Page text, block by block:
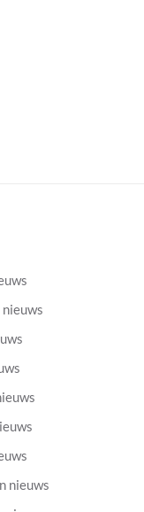
nieuws